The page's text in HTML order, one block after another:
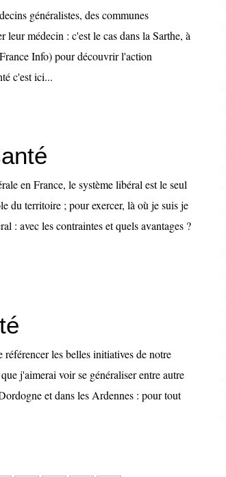
généralistes, des communes
leur médecin : c'est le cas dans la Sarthe, à
Info) pour découvrir l'action
c'est ici...
en France, le système libéral est le seul
du territoire ; pour exercer, là où je suis je
: avec les contraintes et quels avantages ?
les belles initiatives de notre
j'aimerai voir se généraliser entre autre
et dans les Ardennes : pour tout